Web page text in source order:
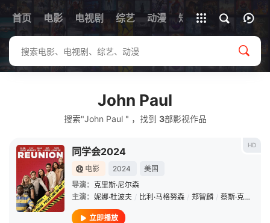
首页 电影 电视剧 综艺 动漫 短剧
全部影片
John Paul
搜索"John Paul " ，找到 3部影视作品
HD
同学会2024
电影 2024
美国
导演： 克里斯·尼尔森
主演： 妮娜·杜波夫 / 比利·马格努森 / 郑智麟 / 蔡斯·克劳福德
立即播放